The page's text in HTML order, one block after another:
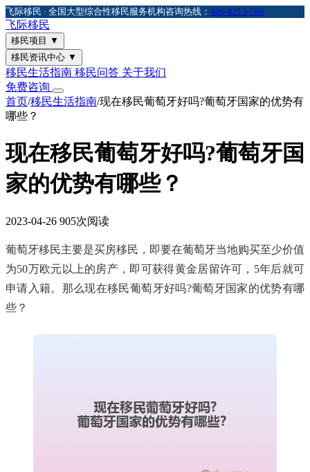
飞际移民 · 全国大型综合性移民服务机构咨询热线： 400-8213-596
飞际移民
移民项目 ▼
移民资讯中心 ▼
移民生活指南 移民问答 关于我们
免费咨询
首页/移民生活指南/现在移民葡萄牙好吗?葡萄牙国家的优势有
哪些？
现在移民葡萄牙好吗?葡萄牙国
家的优势有哪些？
2023-04-26 905次阅读
葡萄牙移民主要是买房移民，即要在葡萄牙当地购买至少价值
为50万欧元以上的房产，即可获得黄金居留许可，5年后就可
申请入籍。那么现在移民葡萄牙好吗?葡萄牙国家的优势有哪
些？